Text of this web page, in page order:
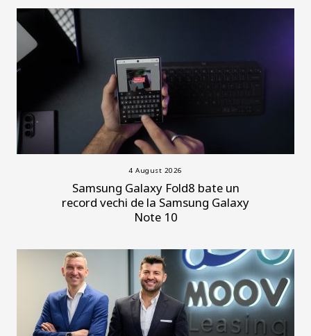
4 August 2026
Samsung Galaxy Fold8 bate un
record vechi de la Samsung Galaxy
Note 10